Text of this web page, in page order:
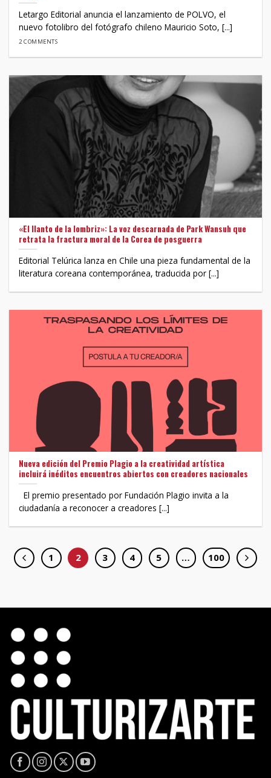
Letargo Editorial anuncia el lanzamiento de POLVO, el
nuevo fotolibro del fotógrafo chileno Mauricio Soto, [...]
2 COMMENTS
«El llanto de la lombriz»: La voz descarnada de Park Wansuh que
retrata la fractura moral de la Corea de posguerra
Editorial Telúrica lanza en Chile una pieza fundamental de la
literatura coreana contemporánea, traducida por [...]
Nueva edición del Premio Plagio a la creatividad artística
incluirá inéditos encuentros abiertos con creadores nacionales
El premio presentado por Fundación Plagio invita a la
ciudadanía a reconocer a creadores [...]
1 2 3 4 5 … 100